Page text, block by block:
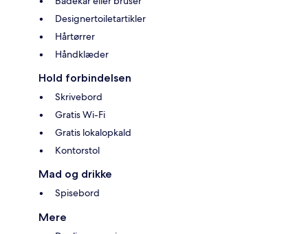
Designertoiletartikler
Hårtørrer
Håndklæder
Hold forbindelsen
Skrivebord
Gratis Wi-Fi
Gratis lokalopkald
Kontorstol
Mad og drikke
Spisebord
Mere